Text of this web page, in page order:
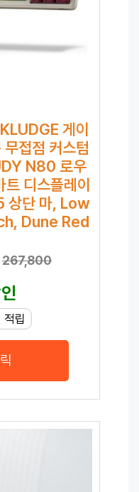
게이
접점 커스텀
N80 로우
트 디스플레이
상단 마, Low
Dune Red
267,800
립